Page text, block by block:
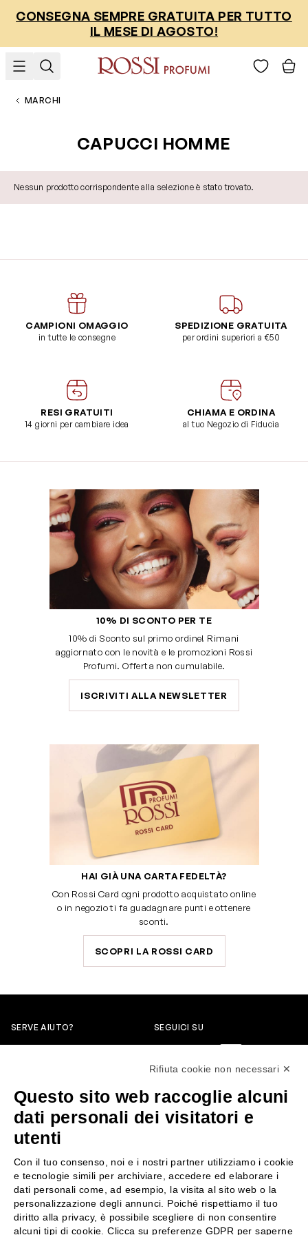
CONSEGNA SEMPRE GRATUITA PER TUTTO
IL MESE DI AGOSTO!
MARCHI
CAPUCCI HOMME
Nessun prodotto corrispondente alla selezione è stato trovato.
CAMPIONI OMAGGIO
in tutte le consegne
SPEDIZIONE GRATUITA
per ordini superiori a €50
RESI GRATUITI
14 giorni per cambiare idea
CHIAMA E ORDINA
al tuo Negozio di Fiducia
10% DI SCONTO PER TE
10% di Sconto sul primo ordine! Rimani
aggiornato con le novità e le promozioni Rossi
Profumi. Offerta non cumulabile.
ISCRIVITI ALLA NEWSLETTER
HAI GIÀ UNA CARTA FEDELTÀ?
Con Rossi Card ogni prodotto acquistato online
o in negozio ti fa guadagnare punti e ottenere
sconti.
SCOPRI LA ROSSI CARD
SERVE AIUTO?
servizioclienti@rossiprofumi.it
SEGUICI SU
SERVIZIO CLIENTI
Resi e rimborsi
Pagamenti
Spedizione
Condizioni generali di vendita
Chi siamo
Contattaci
Negozi
Attiva la Rossi Card
Rifiuta cookie non necessari ✕
Questo sito web raccoglie alcuni
dati personali dei visitatori e
utenti
Con il tuo consenso, noi e i nostri partner utilizziamo i cookie
e tecnologie simili per archiviare, accedere ed elaborare i
dati personali come, ad esempio, la visita al sito web o la
personalizzazione degli annunci. Poiché rispettiamo il tuo
diritto alla privacy, è possibile scegliere di non consentire
alcuni tipi di cookie. Clicca su preferenze GDPR per saperne